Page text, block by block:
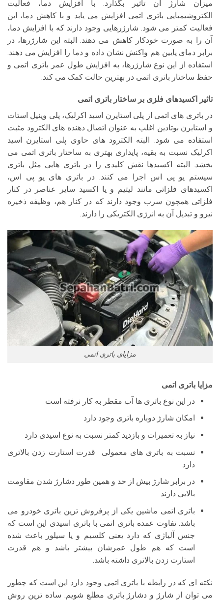
میزان شارژ آن تاثیر بگذارد. با افزایش دما، فعالیت
الکتروشیمیایی باتری اتمی افزایش می یابد و با کاهش دما، این
فعالیت کمتر می شود. شارژرهایی وجود دارند که با افزایش دما،
آن را به صورت خودکار کاهش می دهند. البته این شارژرها، در
برابر دمای پایین هم واکنش نشان داده و دما را افزایش می دهند.
استفاده از این نوع شارژرها، به افزایش طول عمر باتری اتمی و
حفظ ساختار باتری اتمی در بهترین حالت کمک می کند.
تاثیر اکسیدهای فلزی بر ساختار باتری اتمی
در باتری های اتمی از پلی استایرن اسید اکرلیک، پلی وینیل استات
و استایرن بوتادین اغلب به عنوان اتصال دهنده های الکترود مثبت
استفاده می شود. البته الکترود های حاوی پلی استایرن اسید
اکرلیک نسبت به بقیه، پایداری بهتری به ساختار باتری اتمی می
بخشد. البته اکسیدها نقش کلیدی را در باتری هایی مثل باتری
سیستم یو پی اس اجرا می کنند. در باتری های یو پی اس،
اکسیدهای فلزاتی مانند لیتیم و یا اکسید سایر عناصر در کنار
فلزاتی همچون سرب وجود دارند که در کنار هم، وظیفه ذخیره
نیرو و تبدیل آن به انرژی الکتریکی را دارند.
مزایای باتری اتمی
مزایا باتری اتمی
در این نوع باتری ها آب مقطر به کار نرفته است
امکان شارژ دوباره باتری وجود دارد
نیاز به تعمیرات و بازدید کمتر نسبت به نوع اسیدی دارد
نسبت به باتری های معمولی قدرت استارت زدن بالاتری
دارد
در برابر شارژ بیش از حد و همین طور دشارژ شدن مقاومت
بالایی دارند
باتری اتمی ماشین یکی از پرفروش ترین باتری خودرو می
باشد. تفاوت عمده باتری اتمی با باتری اسیدی این است که
جنس آلیاژی که دارد یعنی کلسیم و یا سیلور باعث شده
است که هم طول عمرشان بیشتر باشد و هم قدرت
استارت زدن بالاتری داشته باشد.
نکته ای که در رابطه با باتری اتمی وجود دارد این است که چطور
می توان از شارژ و دشارژ باتری مطلع شویم. ساده ترین روش